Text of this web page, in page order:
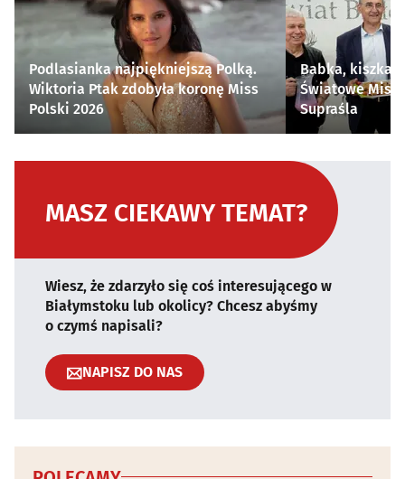
Podlasianka najpiękniejszą Polką.
Wiktoria Ptak zdobyła koronę Miss
Polski 2026
Babka, kiszka i
Światowe
Supraśla
MASZ CIEKAWY TEMAT?
Wiesz, że zdarzyło się coś interesującego w
Białymstoku lub okolicy? Chcesz abyśmy
o czymś napisali?
NAPISZ DO NAS